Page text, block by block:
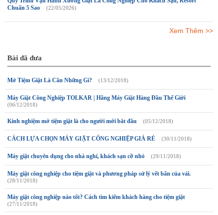
Chuẩn 5 Sao
(22/05/2026)
Xem Thêm >>
Bài đã đưa
Mở Tiệm Giặt Là Cần Những Gì? (13/12/2018)
Máy Giặt Công Nghiệp TOLKAR | Hãng Máy Giặt Hàng Đầu Thế Giới
(06/12/2018)
Kinh nghiệm mở tiệm giặt là cho người mới bắt đầu (05/12/2018)
CÁCH LỰA CHỌN MÁY GIẶT CÔNG NGHIỆP GIÁ RẺ (30/11/2018)
Máy giặt chuyên dụng cho nhà nghỉ, khách sạn cỡ nhỏ (29/11/2018)
Máy giặt công nghiệp cho tiệm giặt và phương pháp sử lý vết bẩn của vải.
(28/11/2018)
Máy giặt công nghiệp nào tốt? Cách tìm kiếm khách hàng cho tiệm giặt
(27/11/2018)